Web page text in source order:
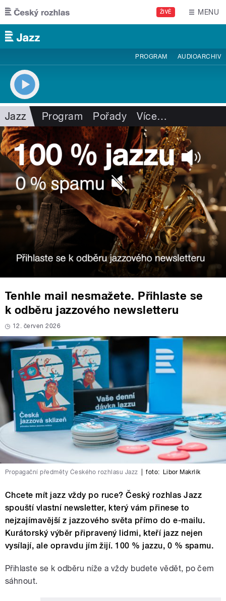
Přejít k hlavnímu obsahu
ŽIVĚ MENU
PROGRAM AUDIOARCHIV
Jazz Program Pořady Více…
Tenhle mail nesmažete. Přihlaste se
k odběru jazzového newsletteru
12. červen 2026
Propagační předměty Českého rozhlasu Jazz foto: Libor Makrlík
Chcete mít jazz vždy po ruce? Český rozhlas Jazz
spouští vlastní newsletter, který vám přinese to
nejzajímavější z jazzového světa přímo do e-mailu.
Kurátorský výběr připravený lidmi, kteří jazz nejen
vysílají, ale opravdu jím žijí. 100 % jazzu, 0 % spamu.
Přihlaste se k odběru níže a vždy budete vědět, po čem
sáhnout.